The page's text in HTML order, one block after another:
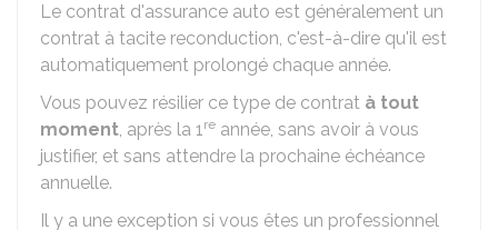
Le contrat d'assurance auto est généralement un
contrat à tacite reconduction, c'est-à-dire qu'il est
automatiquement prolongé chaque année.
Vous pouvez résilier ce type de contrat à tout
moment, après la 1re année, sans avoir à vous
justifier, et sans attendre la prochaine échéance
annuelle.
Il y a une exception si vous êtes un professionnel